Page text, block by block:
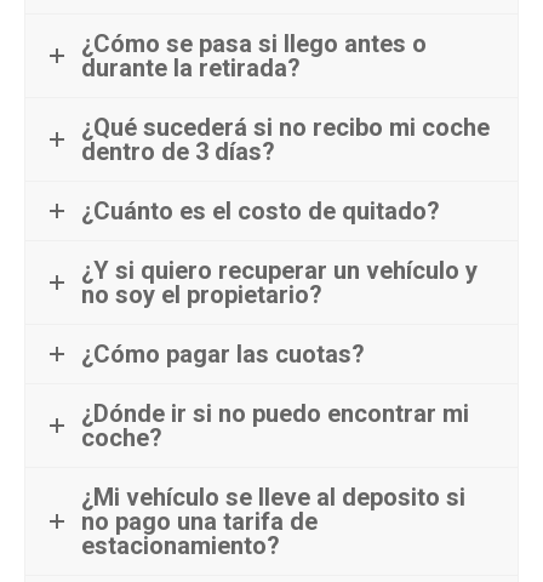
¿Cómo se pasa si llego antes o
durante la retirada?
¿Qué sucederá si no recibo mi coche
dentro de 3 días?
¿Cuánto es el costo de quitado?
¿Y si quiero recuperar un vehículo y
no soy el propietario?
¿Cómo pagar las cuotas?
¿Dónde ir si no puedo encontrar mi
coche?
¿Mi vehículo se lleve al deposito si
no pago una tarifa de
estacionamiento?